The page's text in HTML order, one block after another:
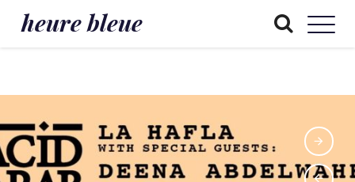
heure bleue